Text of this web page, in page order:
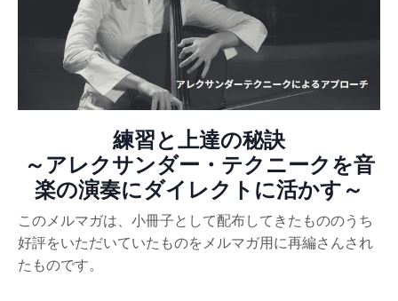
練習と上達の秘訣
～アレクサンダー・テクニークを音
楽の演奏にダイレクトに活かす～
このメルマガは、小冊子として配布してきたもののうち
好評をいただいていたものをメルマガ用に再編さんされ
たものです。